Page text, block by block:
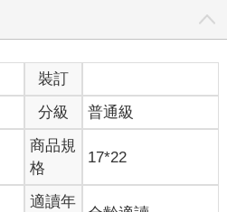
裝訂
分級 普通級
商品規
格
17*22
適讀年